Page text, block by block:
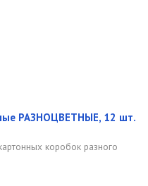
РАЗНОЦВЕТНЫЕ, 12 шт.
коробок разного